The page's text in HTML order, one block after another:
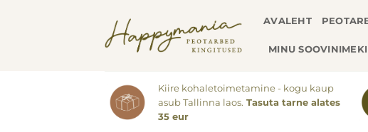
AVALEHT
MINU
Kiire kohaletoimetamine - kogu kaup
asub Tallinna laos. Tasuta tarne alates
35 eur